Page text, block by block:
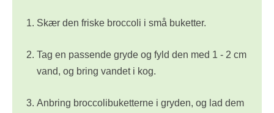
Skær den friske broccoli i små buketter.
Tag en passende gryde og fyld den med 1 - 2 cm
vand, og bring vandet i kog.
Anbring broccolibuketterne i gryden, og lad dem